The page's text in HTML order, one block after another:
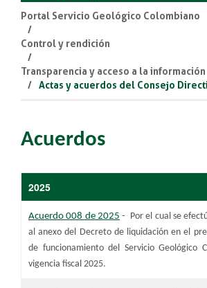
Portal Servicio Geológico Colombiano
Control y rendición
Transparencia y acceso a la información
Actas y acuerdos del Consejo
Acuerdos
​​2025
Acuerdo 008 de 2025 - Por el cual se
al anexo del Decreto de liquidación en el
de funcionamiento del Servicio Geológico
vigencia fiscal 2025.​